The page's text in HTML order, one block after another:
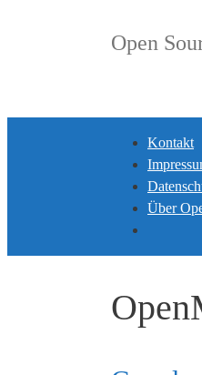
Open
Kontakt
Über